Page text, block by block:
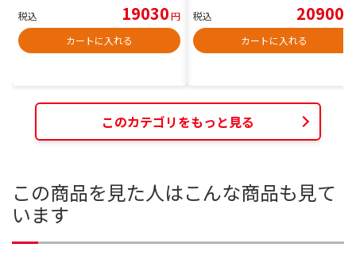
税込 19030円
カートに入れる
税込 20900
カートに入れる
このカテゴリをもっと見る
この商品を見た人はこんな商品も見て
います